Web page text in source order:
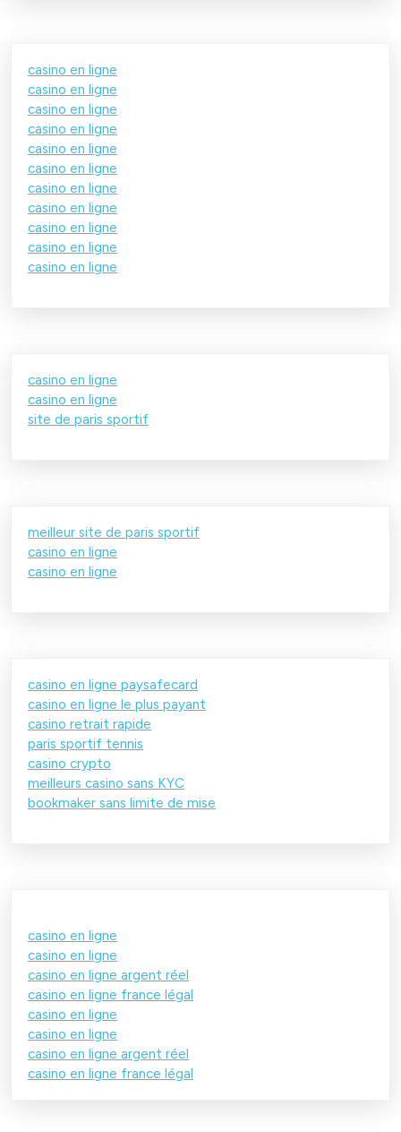
casino en ligne
casino en ligne
casino en ligne
casino en ligne
casino en ligne
casino en ligne
casino en ligne
casino en ligne
casino en ligne
casino en ligne
casino en ligne
casino en ligne
casino en ligne
site de paris sportif
meilleur site de paris sportif
casino en ligne
casino en ligne
casino en ligne paysafecard
casino en ligne le plus payant
casino retrait rapide
paris sportif tennis
casino crypto
meilleurs casino sans KYC
bookmaker sans limite de mise
casino en ligne
casino en ligne
casino en ligne argent réel
casino en ligne france légal
casino en ligne
casino en ligne
casino en ligne argent réel
casino en ligne france légal